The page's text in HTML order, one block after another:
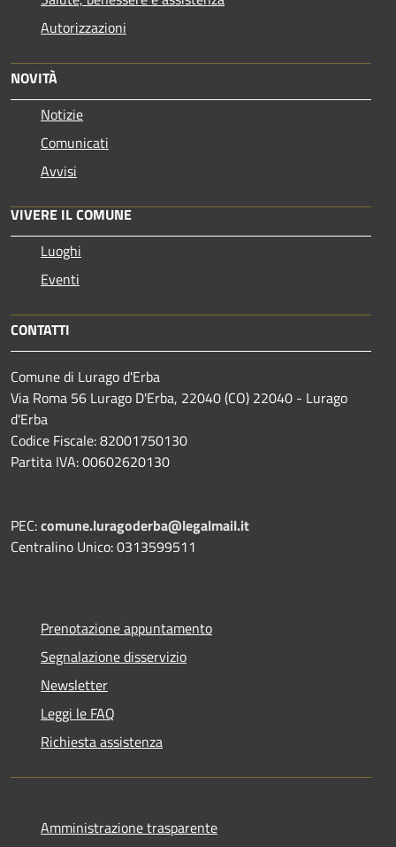
Autorizzazioni
NOVITÀ
Notizie
Comunicati
Avvisi
VIVERE IL COMUNE
Luoghi
Eventi
CONTATTI
Comune di Lurago d'Erba
Via Roma 56 Lurago D'Erba, 22040 (CO) 22040 - Lurago
d'Erba
Codice Fiscale: 82001750130
Partita IVA: 00602620130
PEC:comune.luragoderba@legalmail.it
Centralino Unico: 0313599511
Prenotazione appuntamento
Segnalazione disservizio
Newsletter
Leggi le FAQ
Richiesta assistenza
Amministrazione trasparente